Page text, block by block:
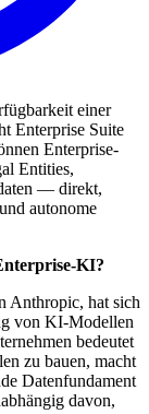
einer
Enterprise Suite
Enterprise-
Entities,
— direkt,
autonome
KI?
Anthropic, hat sich
von KI-Modellen
bedeutet
zu bauen, macht
Datenfundament
davon,